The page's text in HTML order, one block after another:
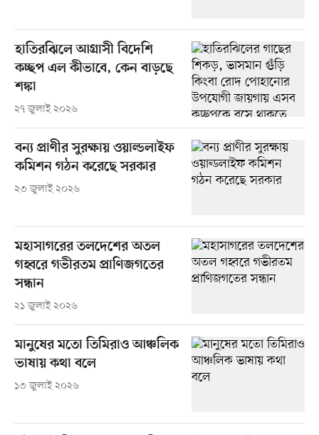
হাতিরঝিলে আগ্রাসী বিদেশি
কচ্ছপ এল কীভাবে, কেন বাড়ছে
শঙ্কা
২৭ জুলাই ২০২৬
বন্য প্রাণীর সুরক্ষায় ওয়াল্ডলাইফ
কমিশন গঠন করেছে সরকার
২৩ জুলাই ২০২৬
মহাসাগরের তলদেশের অতল
গহ্বরে গভীরতম প্রাণিজগতের
সন্ধান
২১ জুলাই ২০২৬
মানুষের মতো তিমিরাও আঞ্চলিক
ভাষায় কথা বলে
১৩ জুলাই ২০২৬